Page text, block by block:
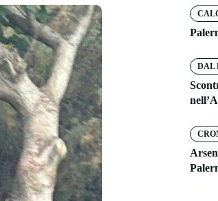
DAL